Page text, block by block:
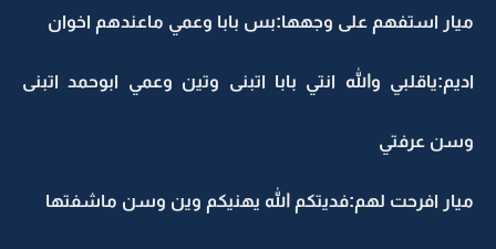
ميار استفهم على وجهها:بس بابا وعمي ماعندهم اخوان
اديم:ياقلبي والله انتي بابا اتبنى وتين وعمي ابوحمد اتبنى
وسن عرفتي
ميار افرحت لهم:فديتكم الله يهنيكم وين وسن ماشفتها